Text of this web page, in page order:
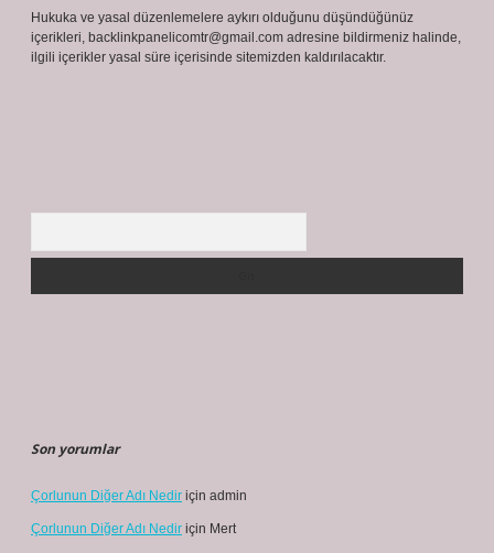
Hukuka ve yasal düzenlemelere aykırı olduğunu düşündüğünüz
içerikleri, backlinkpanelicomtr@gmail.com adresine bildirmeniz halinde,
ilgili içerikler yasal süre içerisinde sitemizden kaldırılacaktır.
Son yorumlar
Çorlunun Diğer Adı Nedir için admin
Çorlunun Diğer Adı Nedir için Mert